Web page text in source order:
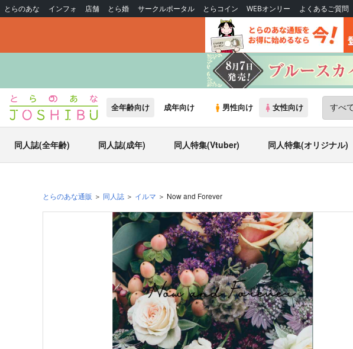
とらのあな インフォ 店舗 とら婚 サークルポータル とらコイン WEBオンリー よくあるご質問
全年齢向け 成年向け 男性向け 女性向け
同人誌(全年齢) 同人誌(成年) 同人特集(Vtuber) 同人特集(オリジナル)
とらのあな通販 同人誌 イルマ Now and Forever